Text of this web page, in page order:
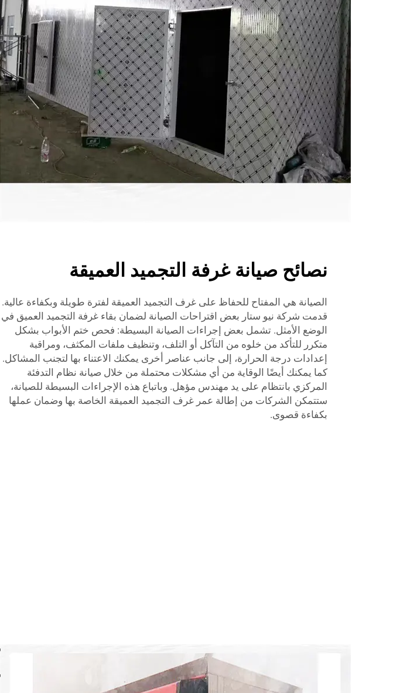
نصائح صيانة غرفة التجميد العميقة
الصيانة هي المفتاح للحفاظ على غرف التجميد العميقة لفترة طويلة وبكفاءة عالية.
قدمت شركة نيو ستار بعض اقتراحات الصيانة لضمان بقاء غرفة التجميد العميق في
الوضع الأمثل. تشمل بعض إجراءات الصيانة البسيطة: فحص ختم الأبواب بشكل
متكرر للتأكد من خلوه من التآكل أو التلف، وتنظيف ملفات المكثف، ومراقبة
إعدادات درجة الحرارة، إلى جانب عناصر أخرى يمكنك الاعتناء بها لتجنب المشاكل.
كما يمكنك أيضًا الوقاية من أي مشكلات محتملة من خلال صيانة نظام التدفئة
المركزي بانتظام على يد مهندس مؤهل. وباتباع هذه الإجراءات البسيطة للصيانة،
ستتمكن الشركات من إطالة عمر غرف التجميد العميقة الخاصة بها وضمان عملها
بكفاءة قصوى.